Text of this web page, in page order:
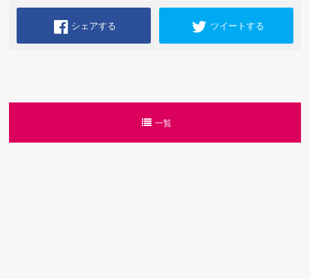
シェアする ツイートする
一覧